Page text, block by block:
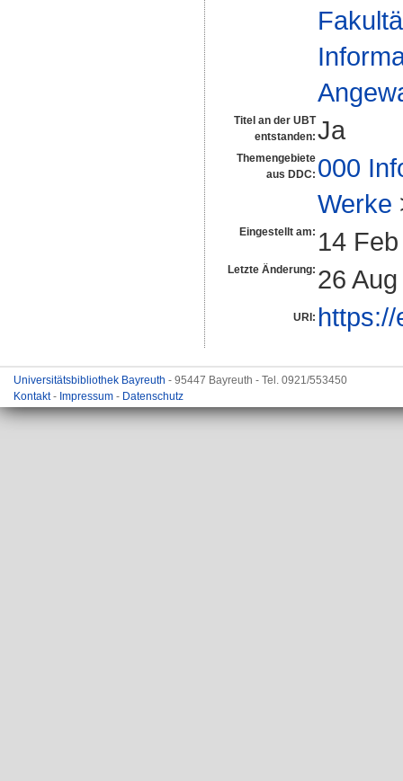
Titel an der UBT
entstanden: Ja
Themengebiete
aus DDC: 000
Werke
Eingestellt am: 14
Letzte Änderung: 26
URI:
Universitätsbibliothek Bayreuth - 95447 Bayreuth - Tel. 0921/553450
Kontakt- Impressum - Datenschutz